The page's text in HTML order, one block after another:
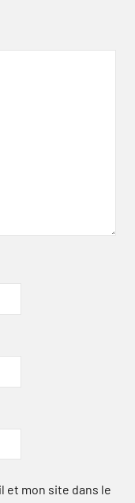
et mon site dans le